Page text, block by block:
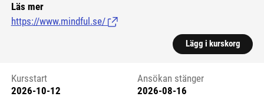
Läs mer
https://www.mindful.se/ (Länk till extern sida.)
Lägg i kurskorg
Kursstart 6220593
Kursstart
2026-10-12
Ansökan stänger
2026-08-16